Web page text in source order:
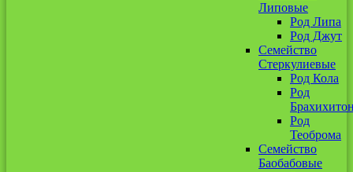
Липовые
Род Липа
Род Джут
Семейство
Стеркулиевые
Род Кола
Род
Род
Теоброма
Семейство
Баобабовые